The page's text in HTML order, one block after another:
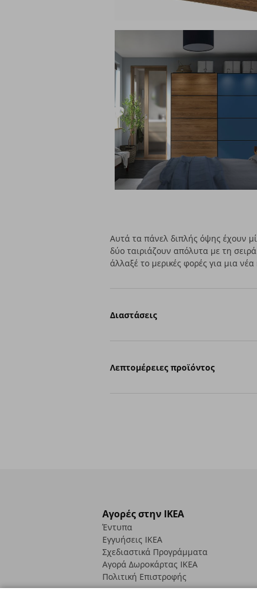
Αυτά τα πάνελ διπλής όψης έχουν
δύο ταιριάζουν απόλυτα με τη
άλλαξέ το μερικές φορές για μια
Διαστάσεις
Λεπτομέρειες προϊόντος
Αγορές στην IKEA
Έντυπα
Εγγυήσεις IKEA
Σχεδιαστικά Προγράμματα
Αγορά Δωρoκάρτας IKEA
Πολιτική Επιστροφής